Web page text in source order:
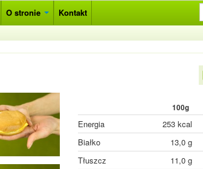
O stronie Kontakt
100g
Energia 253 kcal
Białko
13,0 g
Tłuszcz
11,0 g